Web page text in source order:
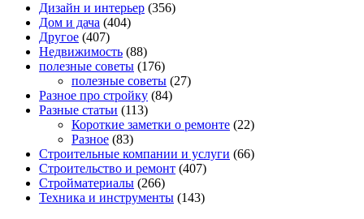
Дизайн и интерьер (356)
Дом и дача (404)
Другое (407)
Недвижимость (88)
полезные советы (176)
полезные советы (27)
Разное про стройку (84)
Разные статьи (113)
Короткие заметки о ремонте (22)
Разное (83)
Строительные компании и услуги (66)
Строительство и ремонт (407)
Стройматериалы (266)
Техника и инструменты (143)